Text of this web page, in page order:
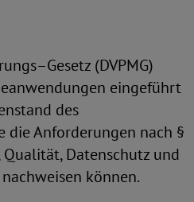
(DVPMG)
eingeführt
des
die Anforderungen nach §
Datenschutz und
können.